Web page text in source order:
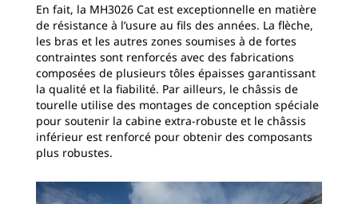
En fait, la MH3026 Cat est exceptionnelle en matière
de résistance à l’usure au fils des années. La flèche,
les bras et les autres zones soumises à de fortes
contraintes sont renforcés avec des fabrications
composées de plusieurs tôles épaisses garantissant
la qualité et la fiabilité. Par ailleurs, le châssis de
tourelle utilise des montages de conception spéciale
pour soutenir la cabine extra-robuste et le châssis
inférieur est renforcé pour obtenir des composants
plus robustes.